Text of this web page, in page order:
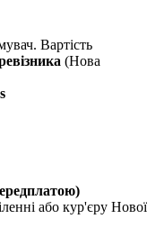
Вартість
(Нова
або кур'єру Нової